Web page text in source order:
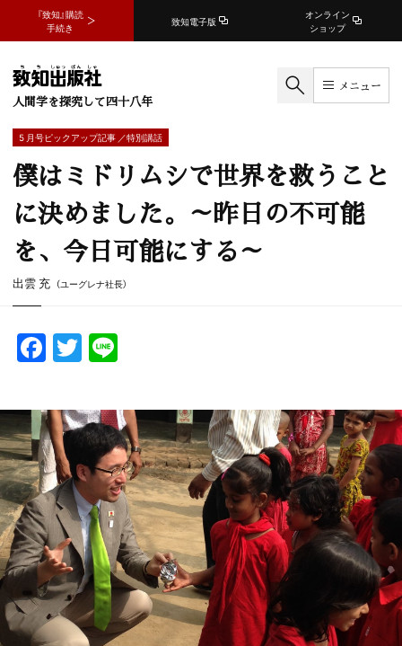
『致知』購読
手続き
致知電子版
オンライン
ショップ
人間学を探究して四十八年
メニュー
5 月号ピックアップ記事 ／特別講話
僕はミドリムシで世界を救うこと
に決めました。～昨日の不可能
を、今日可能にする～
出雲 充 （ユーグレナ社長）
F
a
c
e
b
o
o
k
T
w
itt
er
e